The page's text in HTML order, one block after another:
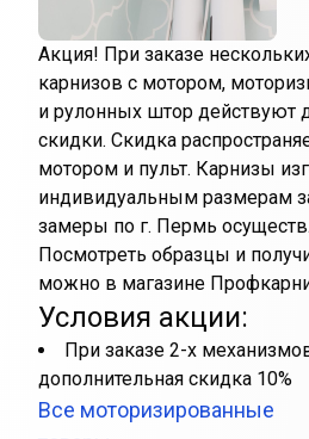
Акция! При заказе
карнизов с мотором,
и рулонных штор действуют
скидки. Скидка
мотором и пульт. Карнизы
индивидуальным размерам
замеры по г. Пермь
Посмотреть образцы и
можно в магазине
Условия акции:
При заказе 2-х
дополнительная скидка 10%
Все моторизированные